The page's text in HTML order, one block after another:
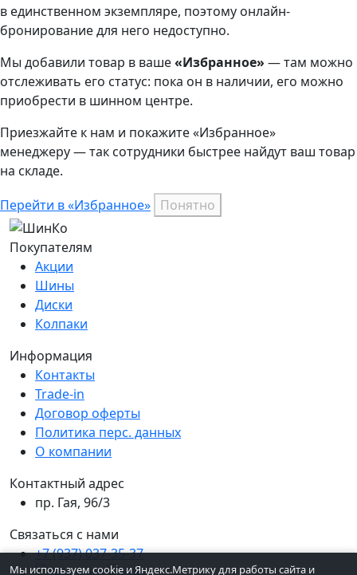
в единственном экземпляре, поэтому онлайн-
бронирование для него недоступно.
Мы добавили товар в ваше«Избранное» — там можно
отслеживать его статус: пока он в наличии, его можно
приобрести в шинном центре.
Приезжайте к нам и покажите «Избранное»
менеджеру — так сотрудники быстрее найдут ваш товар
на складе.
Перейти в «Избранное» Понятно
Покупателям
Акции
Шины
Диски
Колпаки
Информация
Контакты
Trade-in
Договор оферты
Политика перс. данных
О компании
Контактный адрес
пр. Гая, 96/3
Связаться с нами
+7 (937) 037-35-37
Мы используем cookie и Яндекс.Метрику для работы сайта и